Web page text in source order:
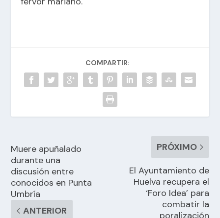
COMPARTIR:
Muere apuñalado
durante una
discusión entre
conocidos en Punta
Umbría
ANTERIOR
PRÓXIMO
El Ayuntamiento de
Huelva recupera el
‘Foro Idea’ para
combatir la
poralización